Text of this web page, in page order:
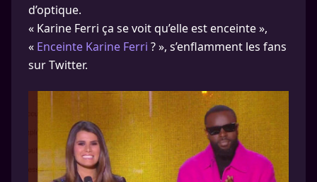
d’optique.
« Karine Ferri ça se voit qu’elle est enceinte »,
« Enceinte Karine Ferri ? », s’enflamment les fans
sur Twitter.